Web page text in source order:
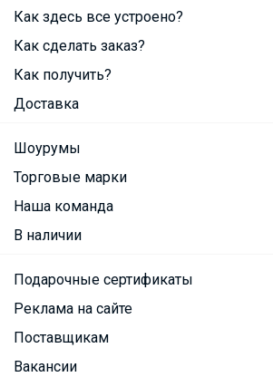
Как здесь все устроено?
Как сделать заказ?
Как получить?
Доставка
Шоурумы
Торговые марки
Наша команда
В наличии
Подарочные сертификаты
Реклама на сайте
Поставщикам
Вакансии